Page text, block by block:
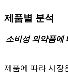
제품별 분석
소비성 의약품에
제품에 따라 시장